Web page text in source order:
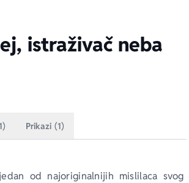
istraživač neba
Prikazi (1)
od najoriginalnijih mislilaca svog